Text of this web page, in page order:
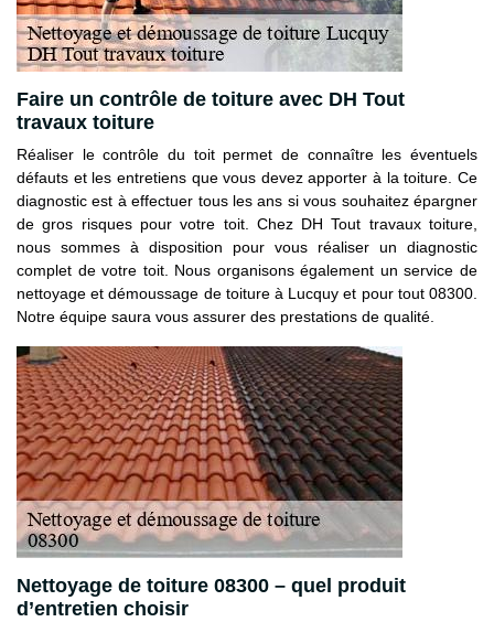
Faire un contrôle de toiture avec DH Tout
travaux toiture
Réaliser le contrôle du toit permet de connaître les éventuels
défauts et les entretiens que vous devez apporter à la toiture. Ce
diagnostic est à effectuer tous les ans si vous souhaitez épargner
de gros risques pour votre toit. Chez DH Tout travaux toiture,
nous sommes à disposition pour vous réaliser un diagnostic
complet de votre toit. Nous organisons également un service de
nettoyage et démoussage de toiture à Lucquy et pour tout 08300.
Notre équipe saura vous assurer des prestations de qualité.
Nettoyage de toiture 08300 – quel produit
d’entretien choisir